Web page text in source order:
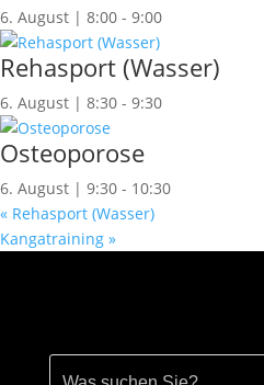
6. August | 8:00 - 9:00
Rehasport (Wasser)
6. August | 8:30 - 9:30
Osteoporose
6. August | 9:30 - 10:30
« Rehasport (Wasser)
Kangatraining »